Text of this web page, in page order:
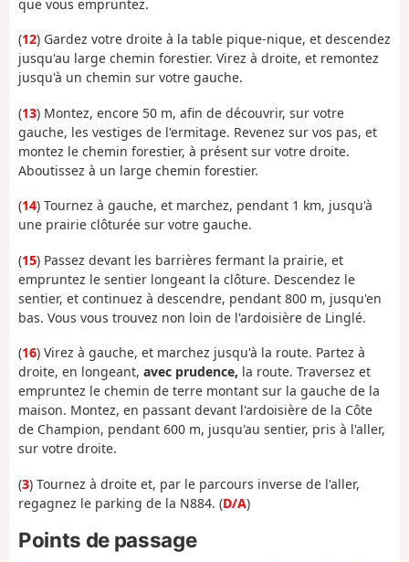
que vous empruntez.
(12) Gardez votre droite à la table pique-nique, et descendez
jusqu'au large chemin forestier. Virez à droite, et remontez
jusqu'à un chemin sur votre gauche.
(13) Montez, encore 50 m, afin de découvrir, sur votre
gauche, les vestiges de l'ermitage. Revenez sur vos pas, et
montez le chemin forestier, à présent sur votre droite.
Aboutissez à un large chemin forestier.
(14) Tournez à gauche, et marchez, pendant 1 km, jusqu'à
une prairie clôturée sur votre gauche.
(15) Passez devant les barrières fermant la prairie, et
empruntez le sentier longeant la clôture. Descendez le
sentier, et continuez à descendre, pendant 800 m, jusqu'en
bas. Vous vous trouvez non loin de l'ardoisière de Linglé.
(16) Virez à gauche, et marchez jusqu'à la route. Partez à
droite, en longeant, avec prudence, la route. Traversez et
empruntez le chemin de terre montant sur la gauche de la
maison. Montez, en passant devant l'ardoisière de la Côte
de Champion, pendant 600 m, jusqu'au sentier, pris à l'aller,
sur votre droite.
(3) Tournez à droite et, par le parcours inverse de l'aller,
regagnez le parking de la N884. (D/A)
Points de passage